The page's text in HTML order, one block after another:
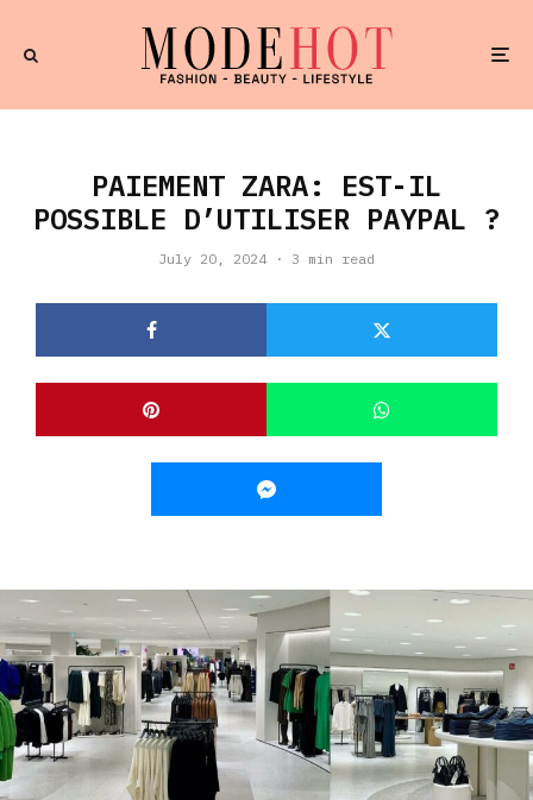
PAIEMENT ZARA: EST-IL
POSSIBLE D’UTILISER PAYPAL ?
July 20, 2024 · 3 min read